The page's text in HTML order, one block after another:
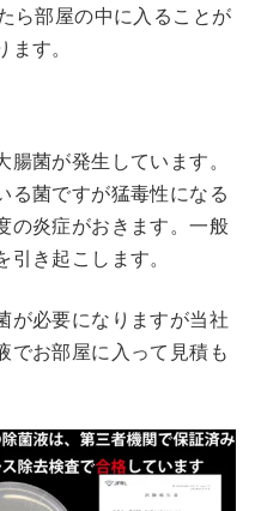
ら部屋の中に入ることが
す。
菌が発生しています。
る菌ですが猛毒性になる
の炎症がおきます。一般
き起こします。
が必要になりますが当社
でお部屋に入って見積も